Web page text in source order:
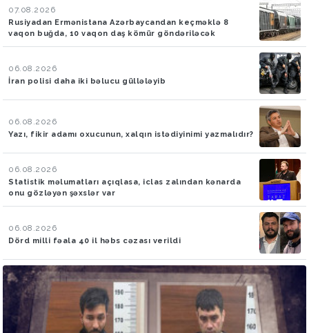
07.08.2026
Rusiyadan Ermənistana Azərbaycandan keçməklə 8
vaqon buğda, 10 vaqon daş kömür göndəriləcək
06.08.2026
İran polisi daha iki bəlucu güllələyib
06.08.2026
Yazı, fikir adamı oxucunun, xalqın istədiyinimi yazmalıdır?
06.08.2026
Statistik məlumatları açıqlasa, iclas zalından kənarda
onu gözləyən şəxslər var
06.08.2026
Dörd milli fəala 40 il həbs cəzası verildi